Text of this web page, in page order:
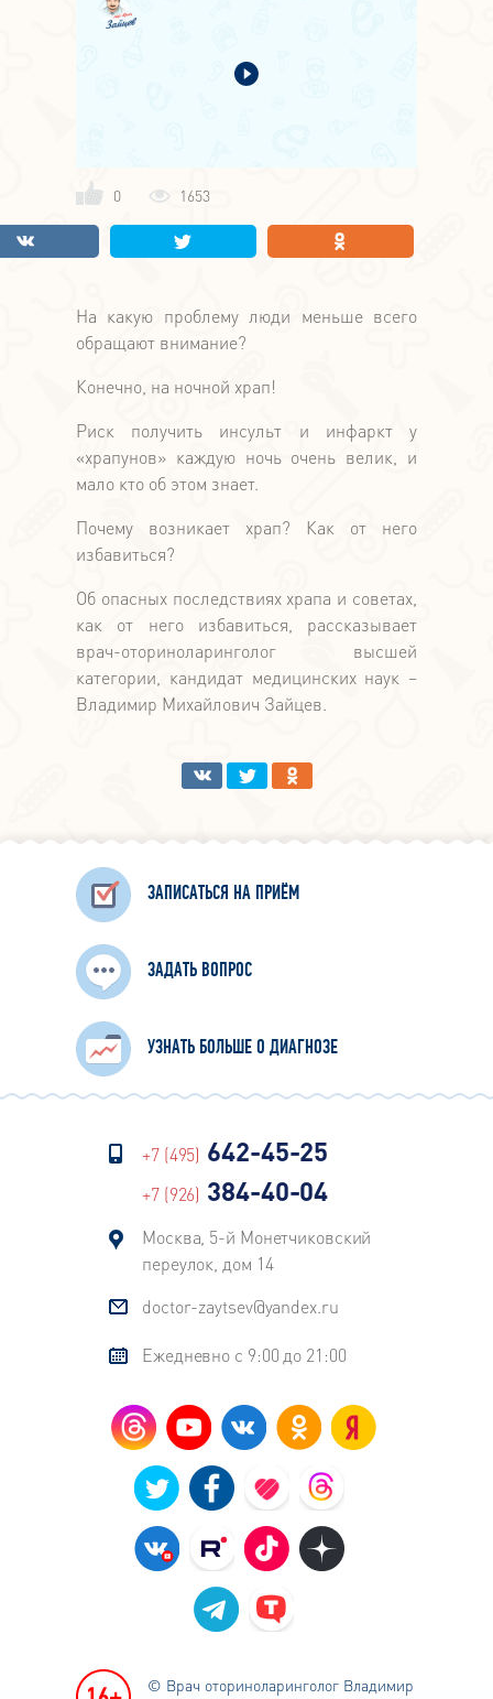
0 1653
На какую проблему люди меньше всего
обращают внимание?
Конечно, на ночной храп!
Риск получить инсульт и инфаркт у
«храпунов» каждую ночь очень велик, и
мало кто об этом знает.
Почему возникает храп? Как от него
избавиться?
Об опасных последствиях храпа и советах,
как от него избавиться, рассказывает
врач-оториноларинголог высшей
категории, кандидат медицинских наук –
Владимир Михайлович Зайцев.
ЗАПИСАТЬСЯ НА ПРИЁМ
ЗАДАТЬ ВОПРОС
УЗНАТЬ БОЛЬШЕ О ДИАГНОЗЕ
+7 (495) 642-45-25
+7 (926) 384-40-04
Москва, 5-й Монетчиковский
переулок, дом 14
doctor-zaytsev@yandex.ru
Ежедневно с 9:00 до 21:00
© Врач оториноларинголог Владимир